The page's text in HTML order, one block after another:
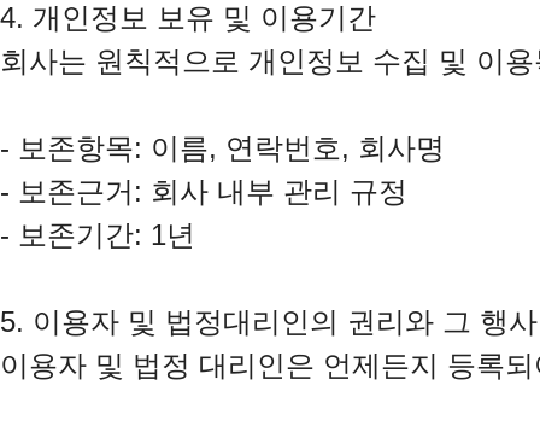
4. 개인정보 보유 및 이용기간
회사는 원칙적으로 개인정보 수집 및 이
- 보존항목: 이름, 연락번호, 회사명
- 보존근거: 회사 내부 관리 규정
- 보존기간: 1년
5. 이용자 및 법정대리인의 권리와 그 행
이용자 및 법정 대리인은 언제든지 등록